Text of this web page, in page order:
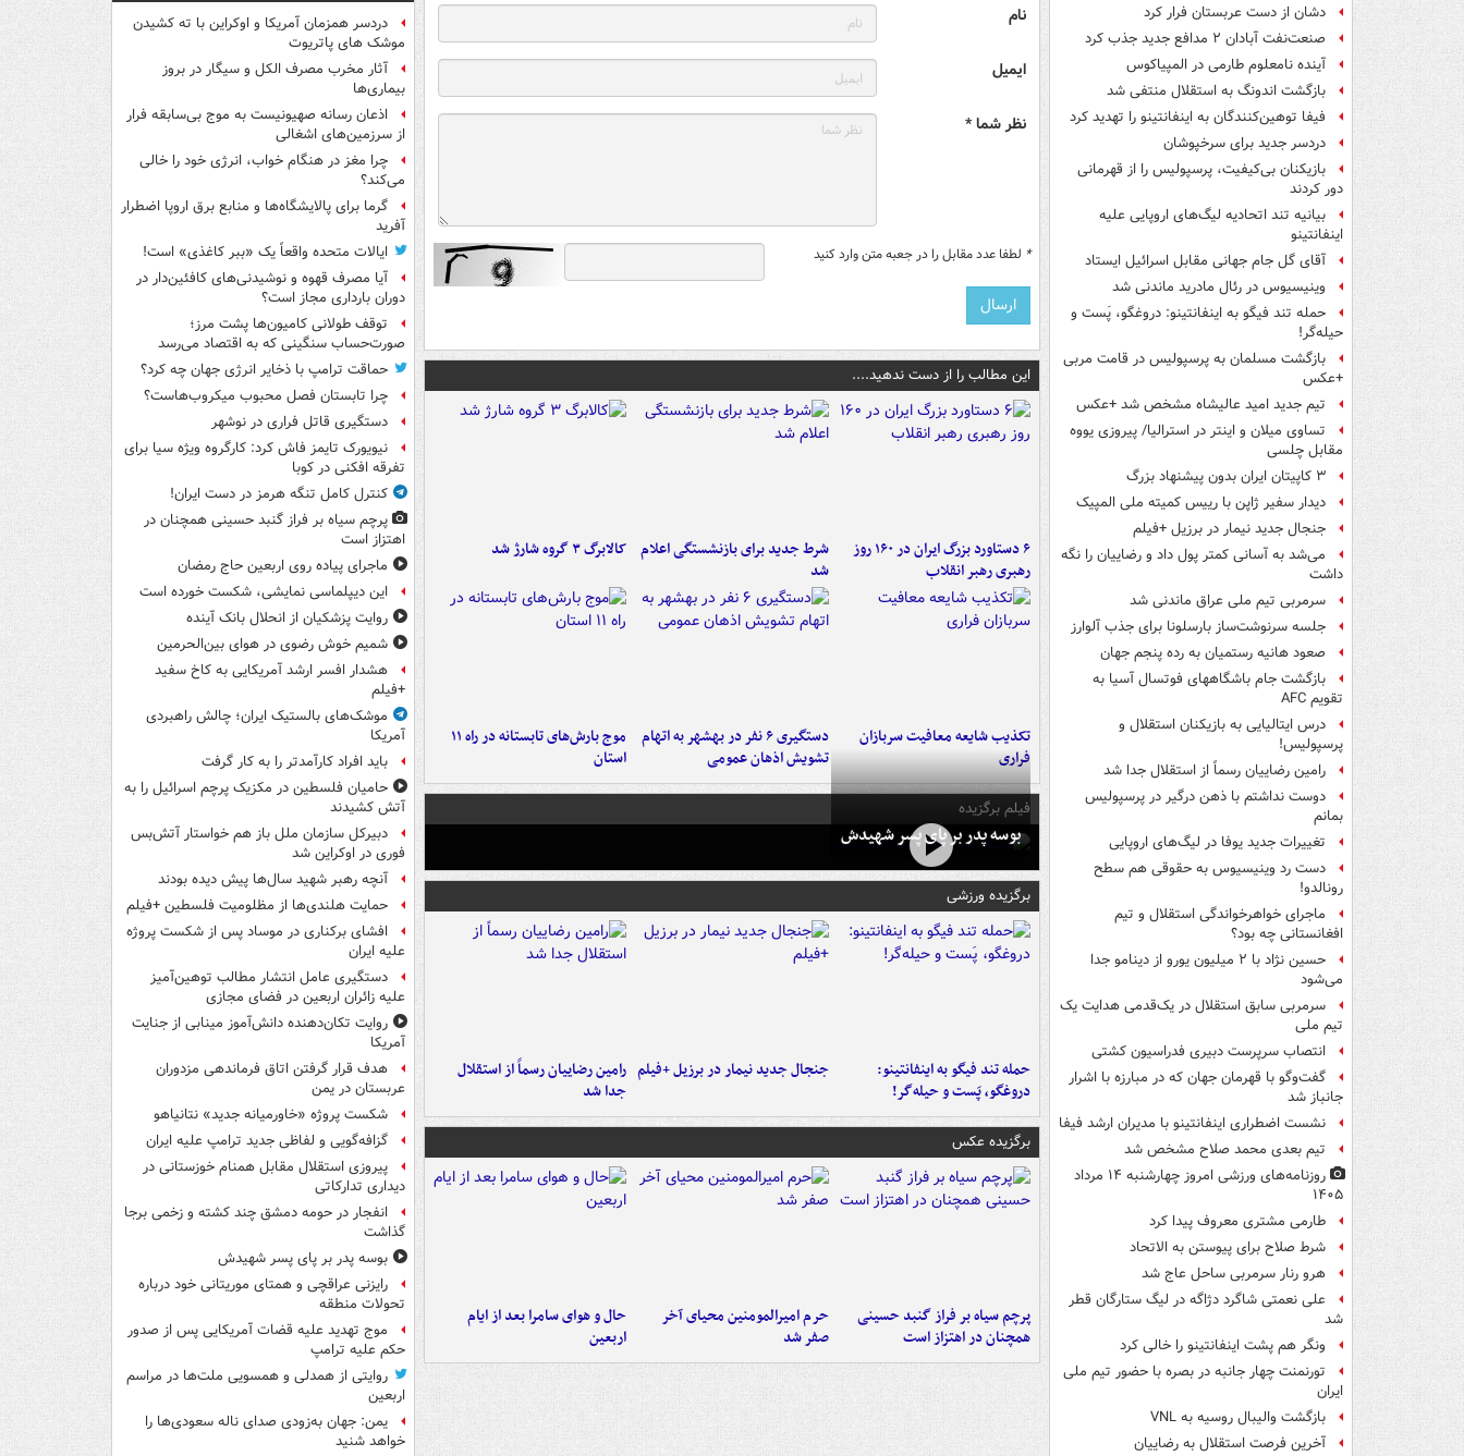
دشان از دست عربستان فرار کرد
صنعت‌نفت آبادان ۲ مدافع جدید جذب کرد
آینده نامعلوم طارمی در المپیاکوس
بازگشت اندونگ به استقلال منتفی شد
فیفا توهین‌کنندگان به اینفانتینو را تهدید کرد
دردسر جدید برای سرخپوشان
بازیکنان بی‌کیفیت، پرسپولیس را از قهرمانی
دور کردند
بیانیه تند اتحادیه لیگ‌های اروپایی علیه
اینفانتینو
آقای گل جام جهانی مقابل اسرائیل ایستاد
وینیسیوس در رئال مادرید ماندنی شد
حمله تند فیگو به اینفانتینو: دروغگو، پَست‌ و
حیله‌گر!
بازگشت مسلمان به پرسپولیس در قامت مربی
+عکس
تیم جدید امید عالیشاه مشخص شد +عکس
تساوی میلان و اینتر در استرالیا/ پیروزی یووه
مقابل چلسی
۳ کاپیتان ایران بدون پیشنهاد بزرگ
دیدار سفیر ژاپن با رییس کمیته ملی المپیک
جنجال جدید نیمار در برزیل +فیلم
می‌شد به آسانی کمتر پول داد و رضاییان را نگه
داشت
سرمربی تیم ملی عراق ماندنی شد
جلسه سرنوشت‌ساز بارسلونا برای جذب آلوارز
صعود هانیه رستمیان به رده پنجم جهان
بازگشت جام باشگاههای فوتسال آسیا به
تقویم AFC
درس ایتالیایی‌ به بازیکنان استقلال و
پرسپولیس!
رامین رضاییان رسماً از استقلال جدا شد
دوست نداشتم با ذهن درگیر در پرسپولیس
بمانم
تغییرات جدید یوفا در لیگ‌های اروپایی
دست رد وینیسیوس به حقوقی هم سطح
رونالدو!
ماجرای خواهرخواندگی استقلال و تیم
افغانستانی چه بود؟
حسین نژاد با ۲ میلیون یورو از دینامو جدا
می‌شود
سرمربی سابق استقلال در یک‌قدمی هدایت یک
تیم ملی
انتصاب سرپرست دبیری فدراسیون کشتی
گفت‌وگو با قهرمان جهان که در مبارزه با اشرار
جانباز شد
نشست اضطراری اینفانتینو با مدیران ارشد فیفا
تیم بعدی محمد صلاح مشخص شد
روزنامه‌های ورزشی امروز چهارشنبه ۱۴ مرداد
۱۴۰۵
طارمی مشتری معروف پیدا کرد
شرط صلاح برای پیوستن به الاتحاد
هرو رنار سرمربی ساحل عاج شد
علی نعمتی شاگرد دژاگه در لیگ ستارگان قطر
شد
ونگر هم پشت اینفانتینو را خالی کرد
تورنمنت چهار جانبه در بصره با حضور تیم ملی
ایران
بازگشت والیبال روسیه به VNL
آخرین فرصت استقلال به رضاییان
نام
ایمیل
نظر شما *
* لطفا عدد مقابل را در جعبه متن وارد کنید
این مطالب را از دست ندهید....
۶ دستاورد بزرگ ایران در ۱۶۰ روز
رهبری رهبر انقلاب
شرط جدید برای بازنشستگی اعلام
شد
کالابرگ ۳ گروه شارژ شد
تکذیب شایعه معافیت سربازان
فراری
دستگیری ۶ نفر در بهشهر به اتهام
تشویش اذهان عمومی
موج بارش‌های تابستانه در راه ۱۱
استان
فیلم برگزیده
بوسه‌ پدر بر پای پسر شهیدش
برگزیده ورزشی
حمله تند فیگو به اینفانتینو:
دروغگو، پَست‌ و حیله‌گر!
جنجال جدید نیمار در برزیل +فیلم رامین رضاییان رسماً از استقلال
جدا شد
برگزیده عکس
پرچم سیاه بر فراز گنبد حسینی
همچنان در اهتزاز است
حرم امیرالمومنین محیای آخر
صفر شد
حال و هوای سامرا بعد از ایام
اربعین
دردسر همزمان آمریکا و اوکراین با ته کشیدن
موشک های پاتریوت
آثار مخرب مصرف الکل و سیگار در بروز
بیماری‌ها
اذعان رسانه صهیونیست به موج بی‌سابقه فرار
از سرزمین‌های اشغالی
چرا مغز در هنگام خواب، انرژی خود را خالی
می‌کند؟
گرما برای پالایشگاه‌ها و منابع برق اروپا اضطرار
آفرید
ایالات متحده واقعاً یک «ببر کاغذی» است!
آیا مصرف قهوه و نوشیدنی‌های کافئین‌دار در
دوران بارداری مجاز است؟
توقف طولانی کامیون‌ها پشت مرز؛
صورت‌حساب سنگینی که به اقتصاد می‌رسد
حماقت ترامپ با ذخایر انرژی جهان چه کرد؟
چرا تابستان فصل محبوب میکروب‌هاست؟
دستگیری قاتل فراری در نوشهر
نیویورک تایمز فاش کرد: کارگروه ویژه سیا برای
تفرقه افکنی در کوبا
کنترل کامل تنگه هرمز در دست ایران!
پرچم سیاه بر فراز گنبد حسینی همچنان در
اهتزاز است
ماجرای پیاده روی اربعین حاج رمضان
این دیپلماسی نمایشی، شکست خورده است
روایت پزشکیان از انحلال بانک آینده
شمیم خوش رضوی در هوای بین‌الحرمین
هشدار افسر ارشد آمریکایی به کاخ سفید
+فیلم
موشک‌های بالستیک ایران؛ چالش راهبردی
آمریکا
باید افراد کارآمدتر را به کار گرفت
حامیان فلسطین در مکزیک پرچم اسرائیل را به
آتش کشیدند
دبیرکل سازمان ملل باز هم خواستار آتش‌بس
فوری در اوکراین شد
آنچه رهبر شهید سال‌ها پیش دیده بودند
حمایت هلندی‌ها از مظلومیت فلسطین +فیلم
افشای برکناری در موساد پس از شکست پروژه
علیه ایران
دستگیری عامل انتشار مطالب توهین‌آمیز
علیه زائران اربعین در فضای مجازی
روایت تکان‌دهنده دانش‌آموز مینابی از جنایت
آمریکا
هدف قرار گرفتن اتاق‌ فرماندهی مزدوران
عربستان در یمن
شکست پروژه «خاورمیانه جدید» نتانیاهو
گزافه‌گویی و لفاظی جدید ترامپ علیه ایران
پیروزی استقلال مقابل همنام خوزستانی در
دیداری تدارکاتی
انفجار در حومه دمشق چند کشته و زخمی برجا
گذاشت
بوسه‌ پدر بر پای پسر شهیدش
رایزنی عراقچی و همتای موریتانی خود درباره
تحولات منطقه
موج تهدید علیه قضات آمریکایی پس از صدور
حکم علیه ترامپ
روایتی از همدلی و همسویی ملت‌ها در مراسم
اربعین
یمن: جهان به‌زودی صدای ناله سعودی‌ها را
خواهد شنید